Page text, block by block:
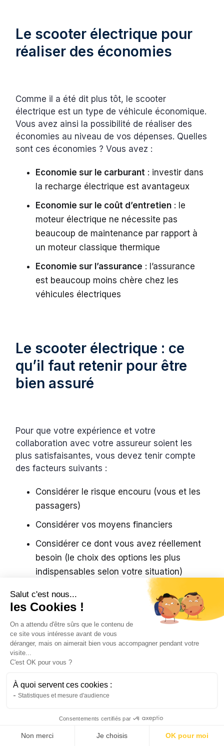
Le scooter électrique pour
réaliser des économies
Comme il a été dit plus tôt, le scooter
électrique est un type de véhicule économique.
Vous avez ainsi la possibilité de réaliser des
économies au niveau de vos dépenses. Quelles
sont ces économies ? Vous avez :
Economie sur le carburant : investir dans
la recharge électrique est avantageux
Economie sur le coût d’entretien : le
moteur électrique ne nécessite pas
beaucoup de maintenance par rapport à
un moteur classique thermique
Economie sur l’assurance : l’assurance
est beaucoup moins chère chez les
véhicules électriques
Le scooter électrique : ce
qu’il faut retenir pour être
bien assuré
Pour que votre expérience et votre
collaboration avec votre assureur soient les
plus satisfaisantes, vous devez tenir compte
des facteurs suivants :
Considérer le risque encouru (vous et les
passagers)
Considérer vos moyens financiers
Considérer ce dont vous avez réellement
besoin (le choix des options les plus
indispensables selon votre situation)
Considérer le service client ou l’assistance
(notamment dans le règlement de certains
scooter électrique en ligne
Vous pouvez directement souscrire à une
Salut c'est nous...
les Cookies !
On a attendu d'être sûrs que le contenu de
ce site vous intéresse avant de vous
déranger, mais on aimerait bien vous accompagner pendant votre
visite...
C'est OK pour vous ?
À quoi servent ces cookies :
Statistiques et mesure d'audience
Consentements certifiés par
Non merci Je choisis OK pour moi